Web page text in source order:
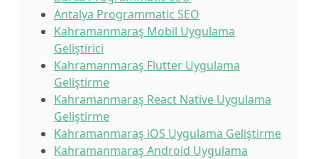
Antalya Programmatic SEO
Kahramanmaraş Mobil Uygulama
Geliştirici
Kahramanmaraş Flutter Uygulama
Geliştirme
Kahramanmaraş React Native Uygulama
Geliştirme
Kahramanmaraş iOS Uygulama Geliştirme
Kahramanmaraş Android Uygulama